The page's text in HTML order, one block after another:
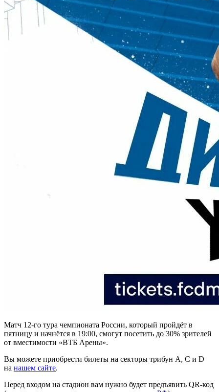
Матч 12-го тура чемпионата России, который пройдёт в
пятницу и начнётся в 19:00, смогут посетить до 30% зрителей
от вместимости «ВТБ Арены».
Вы можете приобрести билеты на секторы трибун A, C и D
на нашем сайте.
Перед входом на стадион вам нужно будет предъявить QR-код